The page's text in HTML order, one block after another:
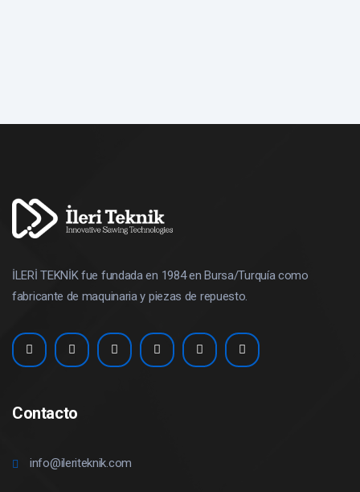
İLERİ TEKNİK fue fundada en 1984 en Bursa/Turquía como
fabricante de maquinaria y piezas de repuesto.
Contacto
info@ileriteknik.com